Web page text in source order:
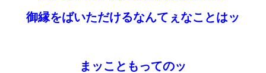
御縁をばいただけるなんてぇなことはッ
まッこともってのッ